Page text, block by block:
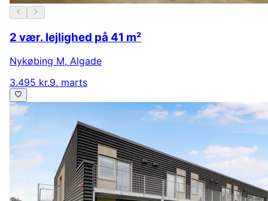
2 vær. lejlighed på 41 m²
Nykøbing M, Algade
3.495 kr.9. marts